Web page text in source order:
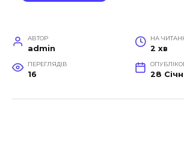
АВТОР
admin
НА
2 хв
ПЕРЕГЛЯДІВ
16 28